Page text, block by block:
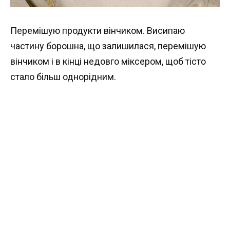
Перемішую продукти вінчиком. Висипаю
частину борошна, що залишилася, перемішую
вінчиком і в кінці недовго міксером, щоб тісто
стало більш однорідним.